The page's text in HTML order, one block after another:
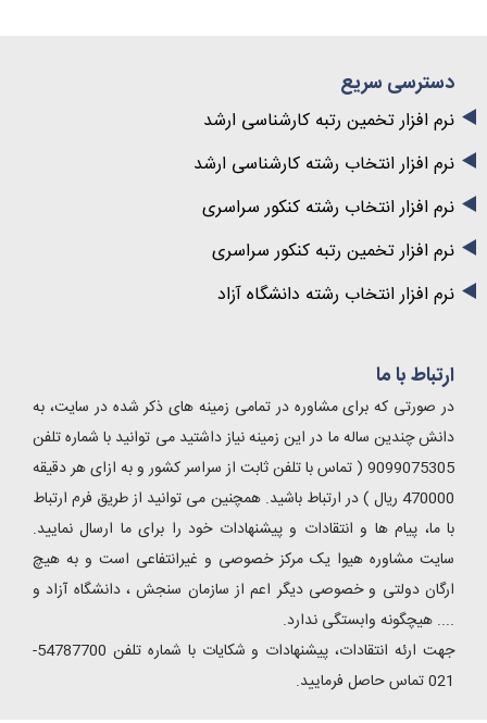
دسترسی سریع
نرم افزار تخمین رتبه کارشناسی ارشد
نرم افزار انتخاب رشته کارشناسی ارشد
نرم افزار انتخاب رشته کنکور سراسری
نرم افزار تخمین رتبه کنکور سراسری
نرم افزار انتخاب رشته دانشگاه آزاد
ارتباط با ما
در صورتی که برای مشاوره در تمامی زمینه های ذکر شده در سایت، به
دانش چندین ساله ما در این زمینه نیاز داشتید می توانید با شماره تلفن
9099075305 ( تماس با تلفن ثابت از سراسر کشور و به ازای هر دقیقه
470000 ریال ) در ارتباط باشید. همچنین می توانید از طریق فرم ارتباط
با ما، پیام ها و انتقادات و پیشنهادات خود را برای ما ارسال نمایید.
سایت مشاوره هیوا یک مرکز خصوصی و غیرانتفاعی است و به هیچ
ارگان دولتی و خصوصی دیگر اعم از سازمان سنجش ، دانشگاه آزاد و
.... هیچگونه وابستگی ندارد.
جهت ارئه انتقادات، پیشنهادات و شکایات با شماره تلفن 54787700-
021 تماس حاصل فرمایید.